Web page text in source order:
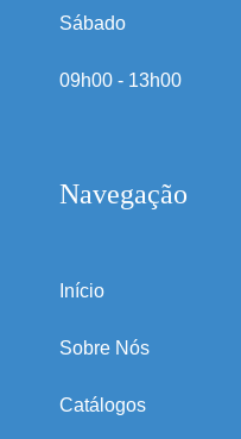
Sábado
09h00 - 13h00
Navegação
Início
Sobre Nós
Catálogos